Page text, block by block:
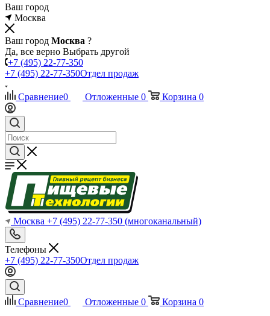
Ваш город
Москва
Ваш город Москва ?
Да, все верно Выбрать другой
+7 (495) 22-77-350
+7 (495) 22-77-350Отдел продаж
Сравнение0 Отложенные 0 Корзина 0
Москва +7 (495) 22-77-350 (многоканальный)
Телефоны
+7 (495) 22-77-350Отдел продаж
Сравнение0 Отложенные 0 Корзина 0